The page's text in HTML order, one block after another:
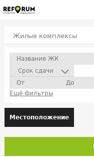
Жилые комплексы
Срок сдачи
Ещё фильтры
Местоположение